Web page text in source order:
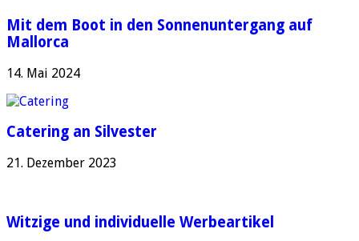
Mit dem Boot in den Sonnenuntergang auf
Mallorca
14. Mai 2024
Catering an Silvester
21. Dezember 2023
Witzige und individuelle Werbeartikel